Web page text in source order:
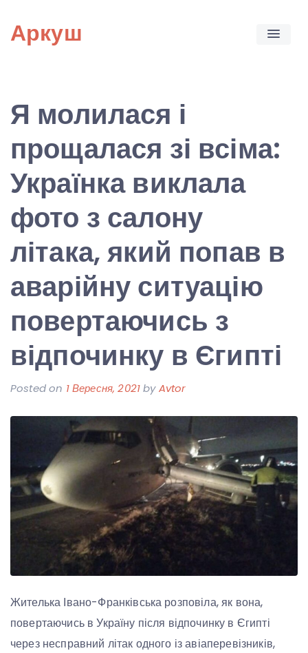
content
Аркуш
Я молилася і
прощалася зі всіма:
Українка виклала
фото з салону
літака, який попав в
аварійну ситуацію
повертаючись з
відпочинку в Єгипті
Posted on 1 Вересня, 2021byAvtor
Жителька Івано-Франківська розповіла, як вона,
повертаючись в Україну після відпочинку в Єгипті
через несправний літак одного із авіаперевізників,